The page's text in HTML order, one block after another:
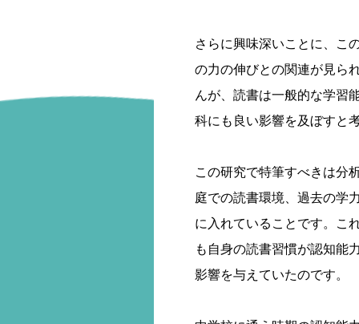
さらに興味深いことに、こ
の力の伸びとの関連が見ら
んが、読書は一般的な学習
科にも良い影響を及ぼすと
この研究で特筆すべきは分
庭での読書環境、過去の学
に入れていることです。こ
も自身の読書習慣が認知能
影響を与えていたのです。